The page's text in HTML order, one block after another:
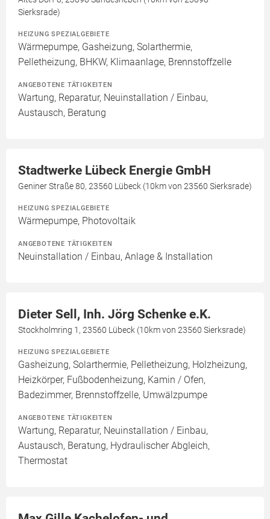
Sierksrade)
HEIZUNG SPEZIALGEBIETE
Wärmepumpe, Gasheizung, Solarthermie,
Pelletheizung, BHKW, Klimaanlage, Brennstoffzelle
ANGEBOTENE TÄTIGKEITEN
Wartung, Reparatur, Neuinstallation / Einbau,
Austausch, Beratung
Stadtwerke Lübeck Energie GmbH
Geniner Straße 80, 23560 Lübeck (10km von 23560 Sierksrade)
HEIZUNG SPEZIALGEBIETE
Wärmepumpe, Photovoltaik
ANGEBOTENE TÄTIGKEITEN
Neuinstallation / Einbau, Anlage & Installation
Dieter Sell, Inh. Jörg Schenke e.K.
Stockholmring 1, 23560 Lübeck (10km von 23560 Sierksrade)
HEIZUNG SPEZIALGEBIETE
Gasheizung, Solarthermie, Pelletheizung, Holzheizung,
Heizkörper, Fußbodenheizung, Kamin / Ofen,
Badezimmer, Brennstoffzelle, Umwälzpumpe
ANGEBOTENE TÄTIGKEITEN
Wartung, Reparatur, Neuinstallation / Einbau,
Austausch, Beratung, Hydraulischer Abgleich,
Thermostat